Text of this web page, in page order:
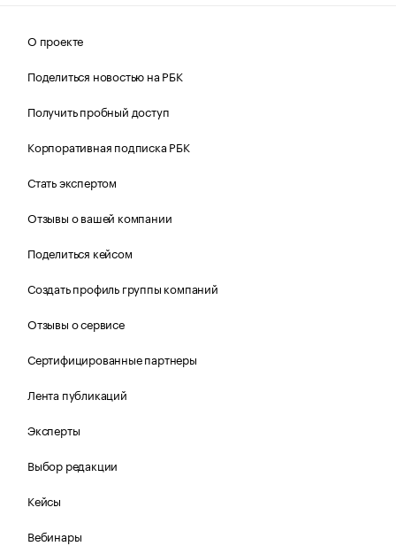
О проекте
Поделиться новостью на РБК
Получить пробный доступ
Корпоративная подписка РБК
Стать экспертом
Отзывы о вашей компании
Поделиться кейсом
Создать профиль группы компаний
Отзывы о сервисе
Сертифицированные партнеры
Лента публикаций
Эксперты
Выбор редакции
Кейсы
Вебинары